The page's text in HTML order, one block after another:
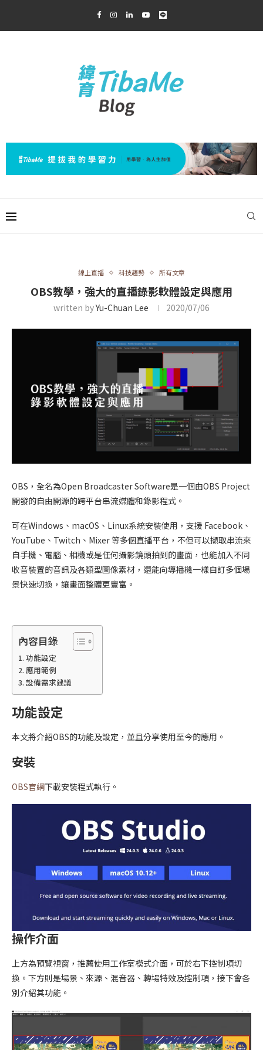
線上直播 科技趨勢 所有文章
OBS教學，強大的直播錄影軟體設定與應用
written byYu-Chuan Lee 2020/07/06
OBS，全名為Open Broadcaster Software是一個由OBS Project
開發的自由開源的跨平台串流媒體和錄影程式。
可在Windows、macOS、Linux系統安裝使用，支援 Facebook、
YouTube、Twitch、Mixer 等多個直播平台，不但可以擷取串流來
自手機、電腦、相機或是任何攝影鏡頭拍到的畫面，也能加入不同
收音裝置的音訊及各類型圖像素材，還能向導播機一樣自訂多個場
景快速切換，讓畫面整體更豐富。
內容目錄
功能設定
應用範例
設備需求建議
功能設定
本文將介紹OBS的功能及設定，並且分享使用至今的應用。
安裝
OBS官網下載安裝程式執行。
操作介面
上方為預覽視窗，推薦使用工作室模式介面，可於右下控制項切
換。下方則是場景、來源、混音器、轉場特效及控制項，接下會各
別介紹其功能。